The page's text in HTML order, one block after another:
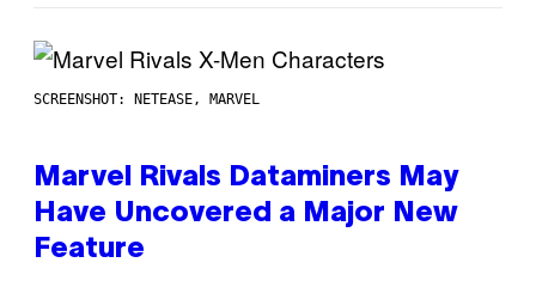
SCREENSHOT: NETEASE, MARVEL
Marvel Rivals Dataminers May
Have Uncovered a Major New
Feature